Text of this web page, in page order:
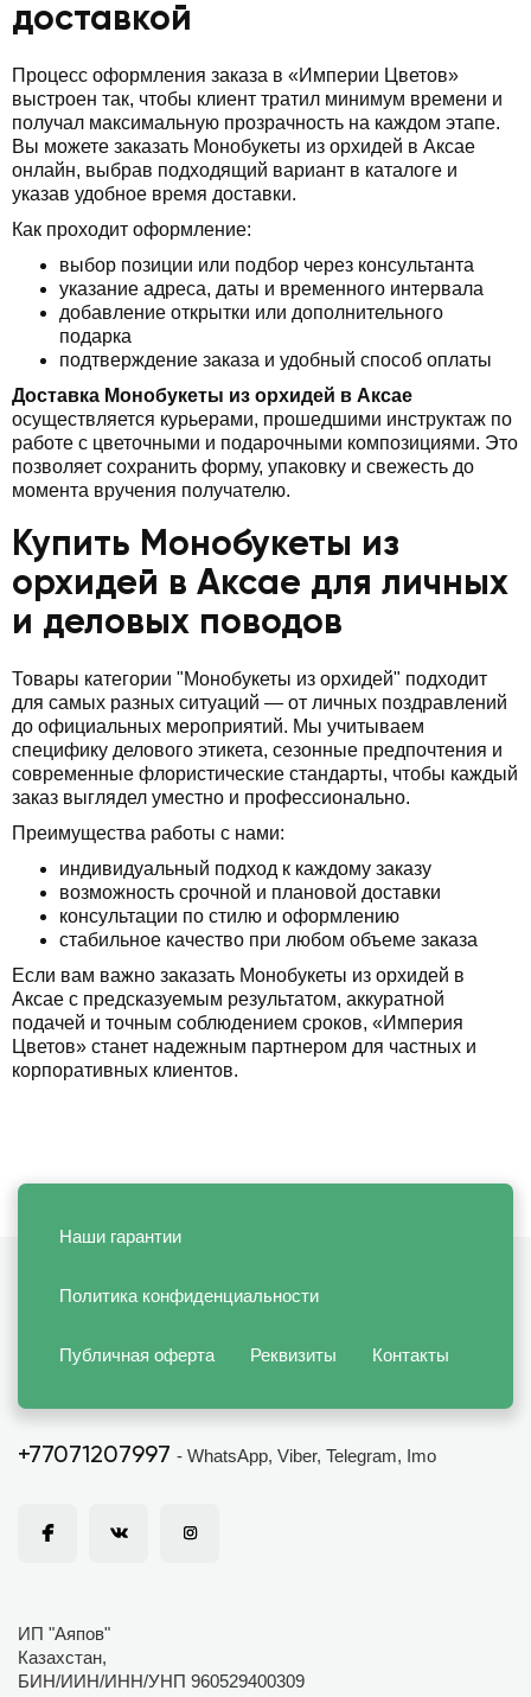
доставкой
Процесс оформления заказа в «Империи Цветов»
выстроен так, чтобы клиент тратил минимум времени и
получал максимальную прозрачность на каждом этапе.
Вы можете заказать Монобукеты из орхидей в Аксае
онлайн, выбрав подходящий вариант в каталоге и
указав удобное время доставки.
Как проходит оформление:
выбор позиции или подбор через консультанта
указание адреса, даты и временного интервала
добавление открытки или дополнительного
подарка
подтверждение заказа и удобный способ оплаты
Доставка Монобукеты из орхидей в Аксае
осуществляется курьерами, прошедшими инструктаж по
работе с цветочными и подарочными композициями. Это
позволяет сохранить форму, упаковку и свежесть до
момента вручения получателю.
Купить Монобукеты из
орхидей в Аксае для личных
и деловых поводов
Товары категории "Монобукеты из орхидей" подходит
для самых разных ситуаций — от личных поздравлений
до официальных мероприятий. Мы учитываем
специфику делового этикета, сезонные предпочтения и
современные флористические стандарты, чтобы каждый
заказ выглядел уместно и профессионально.
Преимущества работы с нами:
индивидуальный подход к каждому заказу
возможность срочной и плановой доставки
консультации по стилю и оформлению
стабильное качество при любом объеме заказа
Если вам важно заказать Монобукеты из орхидей в
Аксае с предсказуемым результатом, аккуратной
подачей и точным соблюдением сроков, «Империя
Цветов» станет надежным партнером для частных и
корпоративных клиентов.
Наши гарантии
Политика конфиденциальности
Публичная оферта Реквизиты Контакты
+77071207997 - WhatsApp, Viber, Telegram, Imo
ИП "Аяпов"
Казахстан,
БИН/ИИН/ИНН/УНП 960529400309